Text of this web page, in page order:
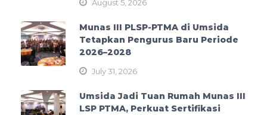
August 5, 2026
Munas III PLSP-PTMA di Umsida
Tetapkan Pengurus Baru Periode
2026–2028
July 31, 2026
Umsida Jadi Tuan Rumah Munas III
LSP PTMA, Perkuat Sertifikasi